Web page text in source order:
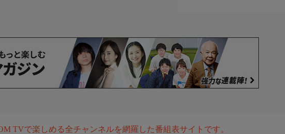
TVで楽しめる全チャンネルを網羅した番組表サイトです。